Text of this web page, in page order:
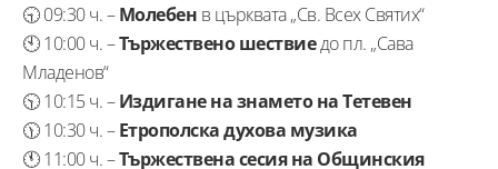
🕤 09:30 ч. –Молебен в църквата „Св. Всех Святих“
🕙 10:00 ч. –Тържествено шествиедо пл. „Сава
Младенов“
🕥 10:15 ч. –Издигане на знамето на Тетевен
🕦 10:30 ч. –Етрополска духова музика
🕚 11:00 ч. –Тържествена сесия на Общинския